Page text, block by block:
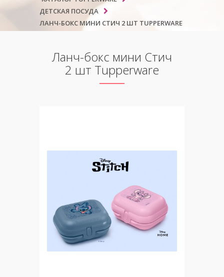
ДЕТСКАЯ ПОСУДА
ЛАНЧ-БОКС МИНИ СТИЧ 2 ШТ TUPPERWARE
Ланч-бокс мини Стич
2 шт Tupperware